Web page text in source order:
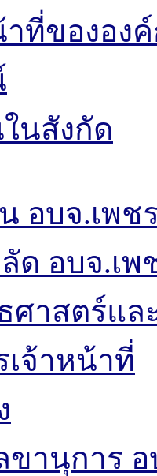
ที่ขององ
นสังกัด
น อบจ.เพ
ด อบจ.เ
ศาสตร์แ
เจ้าหน้าที่
ขานุการ อ